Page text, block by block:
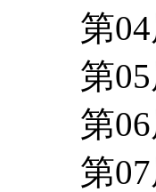
第
第
第
第